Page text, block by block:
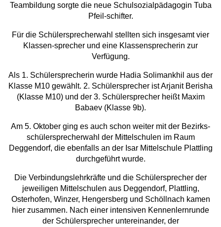
Teambildung sorgte die neue Schulsozialpädagogin Tuba
Pfeil-schifter.
Für die Schülersprecherwahl stellten sich insgesamt vier
Klassen-sprecher und eine Klassensprecherin zur
Verfügung.
Als 1. Schülersprecherin wurde Hadia Solimankhil aus der
Klasse M10 gewählt. 2. Schülersprecher ist Arjanit Berisha
(Klasse M10) und der 3. Schülersprecher heißt Maxim
Babaev (Klasse 9b).
Am 5. Oktober ging es auch schon weiter mit der Bezirks-
schülersprecherwahl der Mittelschulen im Raum
Deggendorf, die ebenfalls an der Isar Mittelschule Plattling
durchgeführt wurde.
Die Verbindungslehrkräfte und die Schülersprecher der
jeweiligen Mittelschulen aus Deggendorf, Plattling,
Osterhofen, Winzer, Hengersberg und Schöllnach kamen
hier zusammen. Nach einer intensiven Kennenlernrunde
der Schülersprecher untereinander, der